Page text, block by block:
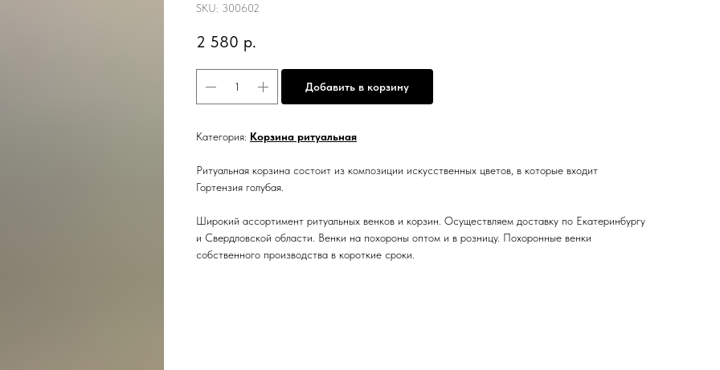
SKU: 300602
2 580 р.
Добавить в корзину
Категория: Корзина ритуальная
Ритуальная корзина состоит из композиции искусственных цветов, в которые входит
Гортензия голубая.
Широкий ассортимент ритуальных венков и корзин. Осуществляем доставку по Екатеринбургу
и Свердловской области. Венки на похороны оптом и в розницу. Похоронные венки
собственного производства в короткие сроки.